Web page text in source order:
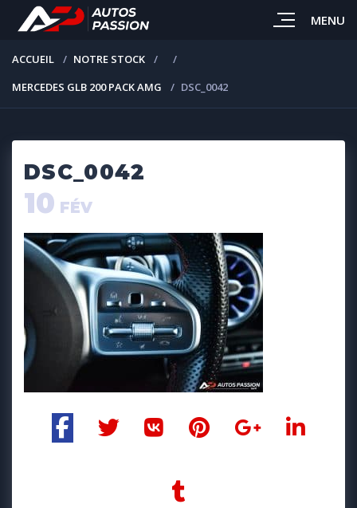
MENU
ACCUEIL
NOTRE STOCK
MERCEDES GLB 200 PACK AMG
DSC_0042
DSC_0042
10 FÉV